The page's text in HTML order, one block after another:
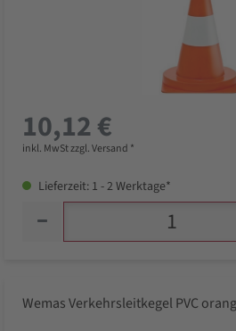
10,12 €
inkl. MwSt zzgl. Versand *
Lieferzeit: 1 - 2 Werktage*
Wemas Verkehrsleitkegel PVC